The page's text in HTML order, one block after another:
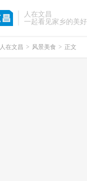
人在文昌
一起看见家乡的美好
人在文昌 > 风景美食 > 正文